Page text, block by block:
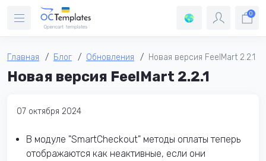
0
Главная Блог Обновления Новая версия FeelMart 2.2.1
Новая версия FeelMart 2.2.1
07 октября 2024
В модуле "SmartCheckout" методы оплаты теперь
отображаются как неактивные, если они